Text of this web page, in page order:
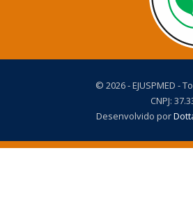
© 2026 - EJUSPMED -
CNPJ:
Desenvolvido por